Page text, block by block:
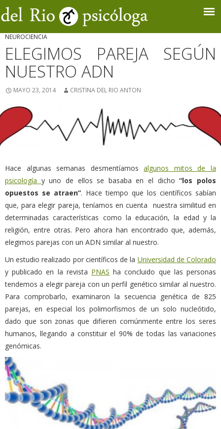
NEUROCIENCIA
ELEGIMOS PAREJA SEGÚN
NUESTRO ADN
MAYO 23, 2014 CRISTINA DEL RIO ANTON
Hace algunas semanas desmentíamosalgunos mitos de la
psicología y uno de ellos se basaba en el dicho“los polos
opuestos se atraen”. Hace tiempo que los científicos sabían
que, para elegir pareja, teníamos en cuenta nuestra similitud en
determinadas características como la educación, la edad y la
religión, entre otras. Pero ahora han encontrado que, además,
elegimos parejas con un ADN similar al nuestro.
Un estudio realizado por científicos de la Universidad de Colorado
y publicado en la revista PNAS ha concluido que las personas
tendemos a elegir pareja con un perfil genético similar al nuestro.
Para comprobarlo, examinaron la secuencia genética de 825
parejas, en especial los polimorfismos de un solo nucleótido,
dado que son zonas que difieren comúnmente entre los seres
humanos, llegando a constituir el 90% de todas las variaciones
genómicas.